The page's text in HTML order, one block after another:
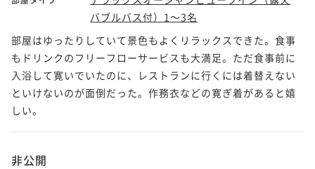
バブルバス付）1～3名
部屋はゆったりしていて景色もよくリラックスできた。食事
もドリンクのフリーフローサービスも大満足。ただ食事前に
入浴して寛いでいたのに、レストランに行くには着替えない
といけないのが面倒だった。作務衣などの寛ぎ着があると嬉
しい。
非公開